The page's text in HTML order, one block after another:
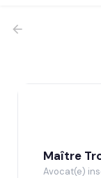
Maître
Avocat(e)